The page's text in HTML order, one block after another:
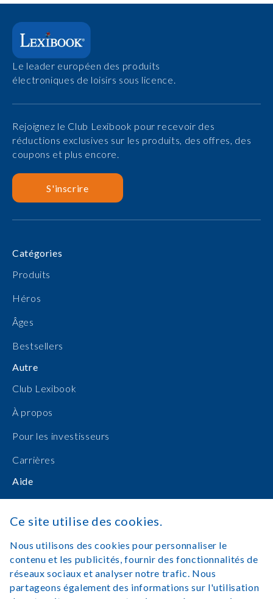
Le leader européen des produits
électroniques de loisirs sous licence.
Rejoignez le Club Lexibook pour recevoir des
réductions exclusives sur les produits, des offres, des
coupons et plus encore.
S'inscrire
Catégories
Produits
Héros
Âges
Bestsellers
Autre
Club Lexibook
À propos
Pour les investisseurs
Carrières
Aide
Manuels d'utilisation
Achats en ligne
Nous contacter
Se connecter
Ce site utilise des cookies.
Nous utilisons des cookies pour personnaliser le
contenu et les publicités, fournir des fonctionnalités de
réseaux sociaux et analyser notre trafic. Nous
partageons également des informations sur l'utilisation